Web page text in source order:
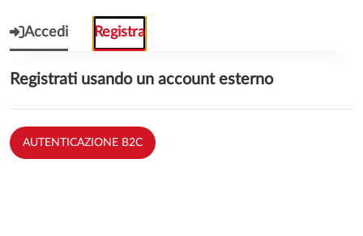
Accedi Registra
Registrati usando un account esterno
AUTENTICAZIONE B2C